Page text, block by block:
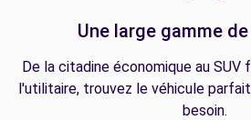
Une large gamme
De la citadine économique au SUV
l'utilitaire, trouvez le véhicule
besoin.